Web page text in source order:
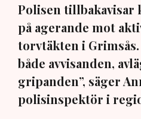
Polisen
på agerande mot
torvtäkten i
både avvisanden,
gripanden”, säger
polisinspektör i